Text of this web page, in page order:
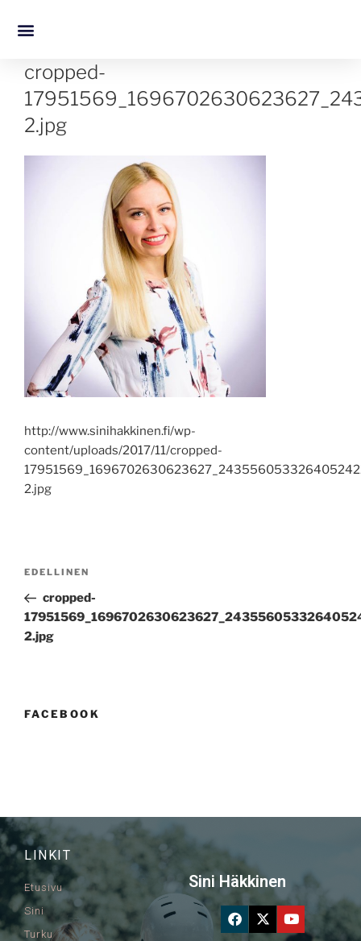
cropped-
2.jpg
http://www.sinihakkinen.fi/wp-
content/uploads/2017/11/cropped-
2.jpg
EDELLINEN
cropped-
2.jpg
FACEBOOK
LINKIT
Etusivu
Sini
Turku
Sini Häkkinen